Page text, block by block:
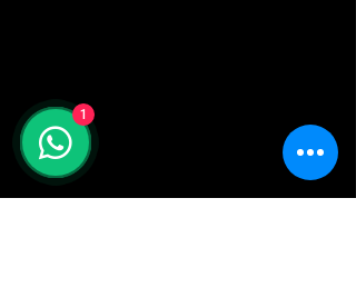
1